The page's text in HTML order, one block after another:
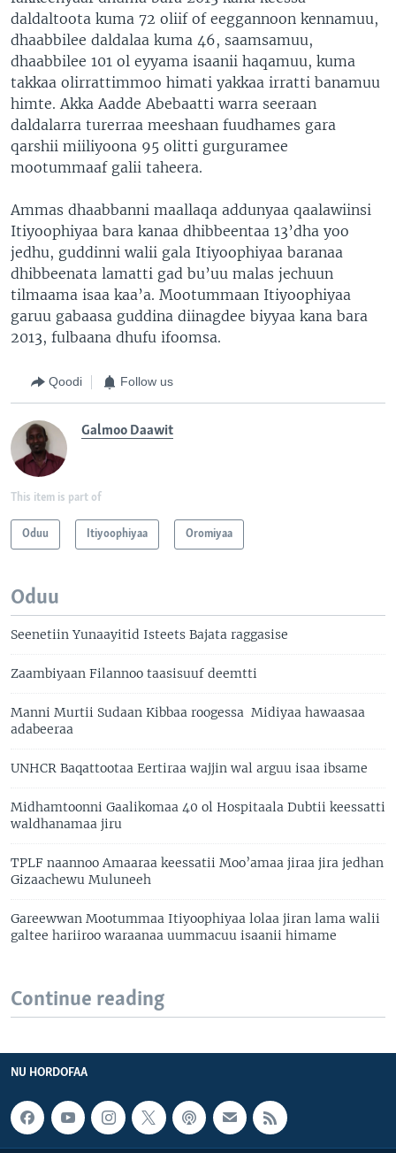
daldaltoota kuma 72 oliif of eeggannoon kennamuu,
dhaabbilee daldalaa kuma 46, saamsamuu,
dhaabbilee 101 ol eyyama isaanii haqamuu, kuma
takkaa olirrattimmoo himati yakkaa irratti banamuu
himte. Akka Aadde Abebaatti warra seeraan
daldalarra turerraa meeshaan fuudhames gara
qarshii miiliyoona 95 olitti gurguramee
mootummaaf galii taheera.
Ammas dhaabbanni maallaqa addunyaa qaalawiinsi
Itiyoophiyaa bara kanaa dhibbeentaa 13’dha yoo
jedhu, guddinni walii gala Itiyoophiyaa baranaa
dhibbeenata lamatti gad bu’uu malas jechuun
tilmaama isaa kaa’a. Mootummaan Itiyoophiyaa
garuu gabaasa guddina diinagdee biyyaa kana bara
2013, fulbaana dhufu ifoomsa.
Qoodi Follow us
Galmoo Daawit
This item is part of
Oduu Itiyoophiyaa Oromiyaa
Oduu
Seenetiin Yunaayitid Isteets Bajata raggasise
Zaambiyaan Filannoo taasisuuf deemtti
Manni Murtii Sudaan Kibbaa roogessa Midiyaa hawaasaa
adabeeraa
UNHCR Baqattootaa Eertiraa wajjin wal arguu isaa ibsame
Midhamtoonni Gaalikomaa 40 ol Hospitaala Dubtii keessatti
waldhanamaa jiru
TPLF naannoo Amaaraa keessatii Moo’amaa jiraa jira jedhan
Gizaachewu Muluneeh
Gareewwan Mootummaa Itiyoophiyaa lolaa jiran lama walii
galtee hariiroo waraanaa uummacuu isaanii himame
Continue reading
NU HORDOFAA